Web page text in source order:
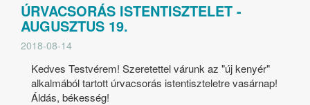
ÚRVACSORÁS ISTENTISZTELET -
AUGUSZTUS 19.
2018-08-14
Kedves Testvérem! Szeretettel várunk az "új kenyér"
alkalmából tartott úrvacsorás istentiszteletre vasárnap!
Áldás, békesség!